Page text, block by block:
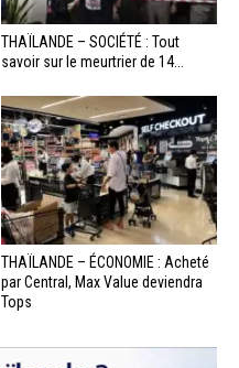
THAÏLANDE – SOCIÉTÉ : Tout
savoir sur le meurtrier de 14...
THAÏLANDE – ÉCONOMIE : Acheté
par Central, Max Value deviendra
Tops